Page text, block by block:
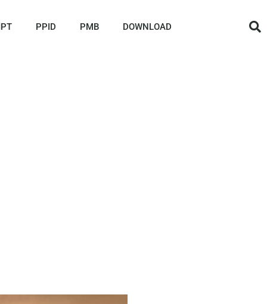
PPID PMB DOWNLOAD